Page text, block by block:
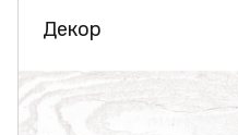
Декор